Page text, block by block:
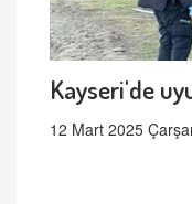
Kayseri'de
12 Mart 2025